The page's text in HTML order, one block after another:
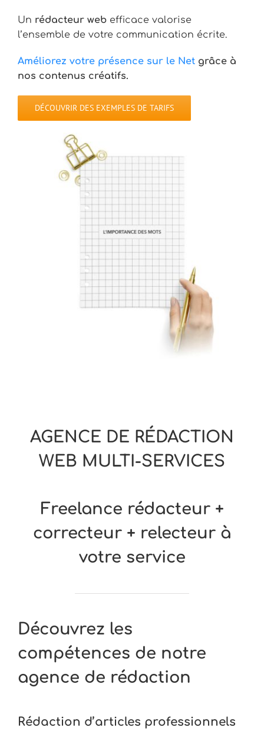
Un rédacteur webefficace valorise
l’ensemble de votre communication écrite.
Améliorez votre présence sur le Netgrâce à
nos contenus créatifs.
DÉCOUVRIR DES EXEMPLES DE TARIFS
AGENCE DE RÉDACTION
WEB MULTI-SERVICES
Freelance rédacteur +
correcteur + relecteur à
votre service
Découvrez les
compétences de notre
agence de rédaction
Rédaction d’articles professionnels